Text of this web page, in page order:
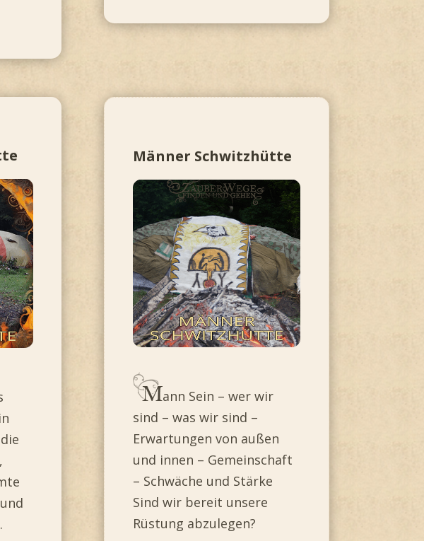
Männer Schwitzhütte
ann Sein – wer wir
sind – was wir sind –
Erwartungen von außen
und innen – Gemeinschaft
– Schwäche und Stärke
Sind wir bereit unsere
Rüstung abzulegen?